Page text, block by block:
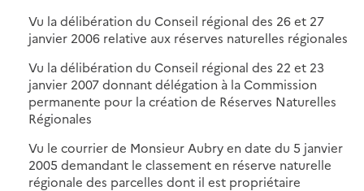
Vu la délibération du Conseil régional des 26 et 27
janvier 2006 relative aux réserves naturelles régionales
Vu la délibération du Conseil régional des 22 et 23
janvier 2007 donnant délégation à la Commission
permanente pour la création de Réserves Naturelles
Régionales
Vu le courrier de Monsieur Aubry en date du 5 janvier
2005 demandant le classement en réserve naturelle
régionale des parcelles dont il est propriétaire